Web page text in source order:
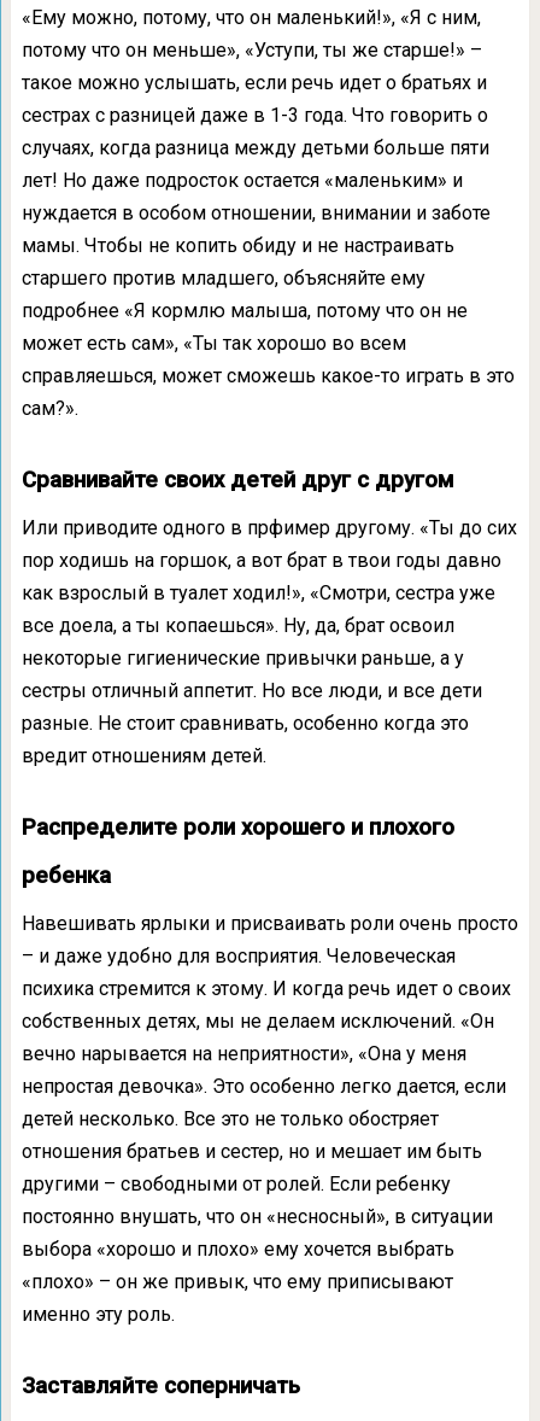
«Ему можно, потому, что он маленький!», «Я с ним,
потому что он меньше», «Уступи, ты же старше!» –
такое можно услышать, если речь идет о братьях и
сестрах с разницей даже в 1-3 года. Что говорить о
случаях, когда разница между детьми больше пяти
лет! Но даже подросток остается «маленьким» и
нуждается в особом отношении, внимании и заботе
мамы. Чтобы не копить обиду и не настраивать
старшего против младшего, объясняйте ему
подробнее «Я кормлю малыша, потому что он не
может есть сам», «Ты так хорошо во всем
справляешься, может сможешь какое-то играть в это
сам?».
Сравнивайте своих детей друг с другом
Или приводите одного в прфимер другому. «Ты до сих
пор ходишь на горшок, а вот брат в твои годы давно
как взрослый в туалет ходил!», «Смотри, сестра уже
все доела, а ты копаешься». Ну, да, брат освоил
некоторые гигиенические привычки раньше, а у
сестры отличный аппетит. Но все люди, и все дети
разные. Не стоит сравнивать, особенно когда это
вредит отношениям детей.
Распределите роли хорошего и плохого
ребенка
Навешивать ярлыки и присваивать роли очень просто
– и даже удобно для восприятия. Человеческая
психика стремится к этому. И когда речь идет о своих
собственных детях, мы не делаем исключений. «Он
вечно нарывается на неприятности», «Она у меня
непростая девочка». Это особенно легко дается, если
детей несколько. Все это не только обостряет
отношения братьев и сестер, но и мешает им быть
другими – свободными от ролей. Если ребенку
постоянно внушать, что он «несносный», в ситуации
выбора «хорошо и плохо» ему хочется выбрать
«плохо» – он же привык, что ему приписывают
именно эту роль.
Заставляйте соперничать